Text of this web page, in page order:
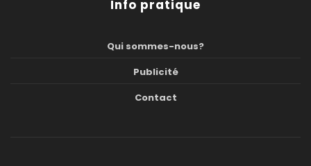
Info pratique
Qui sommes-nous?
Publicité
Contact